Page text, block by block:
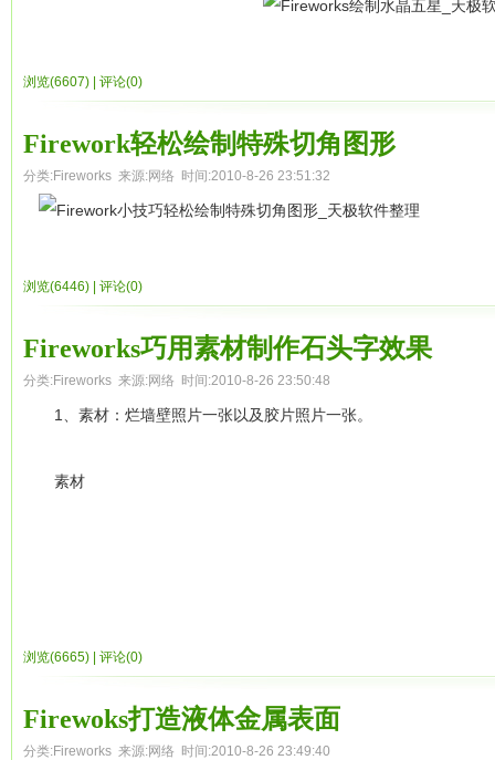
浏览(6607) 评论(0)
Firework轻松绘制特殊切角图形
分类:Fireworks 来源:网络 时间:2010-8-26 23:51:32
浏览(6446) 评论(0)
Fireworks巧用素材制作石头字效果
分类:Fireworks 来源:网络 时间:2010-8-26 23:50:48
1、素材：烂墙壁照片一张以及胶片照片一张。
素材
2、Fireworks中新建500*350画布，插入背景图片。然后调整亮
浏览(6665) 评论(0)
Firewoks打造液体金属表面
分类:Fireworks 来源:网络 时间:2010-8-26 23:49:40